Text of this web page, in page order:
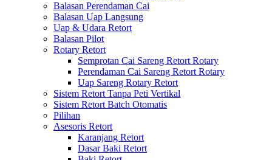
Balasan Perendaman Cai
Balasan Uap Langsung
Uap & Udara Retort
Balasan Pilot
Rotary Retort
Semprotan Cai Sareng Retort Rotary
Perendaman Cai Sareng Retort Rotary
Uap Sareng Rotary Retort
Sistem Retort Tanpa Peti Vertikal
Sistem Retort Batch Otomatis
Pilihan
Asesoris Retort
Karanjang Retort
Dasar Baki Retort